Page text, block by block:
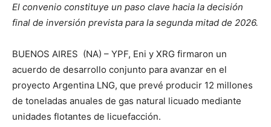
El convenio constituye un paso clave hacia la decisión
final de inversión prevista para la segunda mitad de 2026.
BUENOS AIRES (NA) – YPF, Eni y XRG firmaron un
acuerdo de desarrollo conjunto para avanzar en el
proyecto Argentina LNG, que prevé producir 12 millones
de toneladas anuales de gas natural licuado mediante
unidades flotantes de licuefacción.